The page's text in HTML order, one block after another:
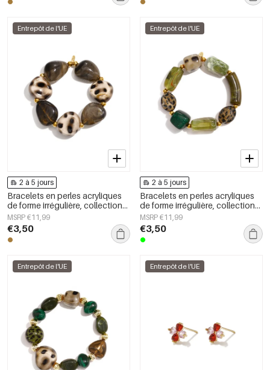
Entrepôt de l'UE
2 à 5 jours
Bracelets en perles acryliques
de forme irrégulière, collection
Simple Daily Simple, bijoux pour
femmes
MSRP €11,99
€3,50
Entrepôt de l'UE
2 à 5 jours
Bracelets en perles acryliques
de forme irrégulière, collection
Simple Daily Simple, bijoux pour
femmes
MSRP €11,99
€3,50
Entrepôt de l'UE Entrepôt de l'UE